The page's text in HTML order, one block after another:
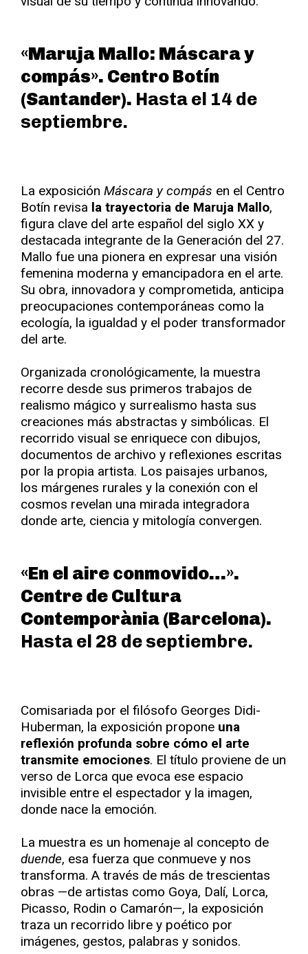
«Maruja Mallo: Máscara y
compás». Centro Botín
(Santander). Hasta el 14 de
septiembre.
La exposición Máscara y compás en el Centro
Botín revisa la trayectoria de Maruja Mallo,
figura clave del arte español del siglo XX y
destacada integrante de la Generación del 27.
Mallo fue una pionera en expresar una visión
femenina moderna y emancipadora en el arte.
Su obra, innovadora y comprometida, anticipa
preocupaciones contemporáneas como la
ecología, la igualdad y el poder transformador
del arte.
Organizada cronológicamente, la muestra
recorre desde sus primeros trabajos de
realismo mágico y surrealismo hasta sus
creaciones más abstractas y simbólicas. El
recorrido visual se enriquece con dibujos,
documentos de archivo y reflexiones escritas
por la propia artista. Los paisajes urbanos,
los márgenes rurales y la conexión con el
cosmos revelan una mirada integradora
donde arte, ciencia y mitología convergen.
«En el aire conmovido…».
Centre de Cultura
Contemporània (Barcelona).
Hasta el 28 de septiembre.
Comisariada por el filósofo Georges Didi-
Huberman, la exposición propone una
reflexión profunda sobre cómo el arte
transmite emociones. El título proviene de un
verso de Lorca que evoca ese espacio
invisible entre el espectador y la imagen,
donde nace la emoción.
La muestra es un homenaje al concepto de
duende, esa fuerza que conmueve y nos
transforma. A través de más de trescientas
obras —de artistas como Goya, Dalí, Lorca,
Picasso, Rodin o Camarón—, la exposición
traza un recorrido libre y poético por
imágenes, gestos, palabras y sonidos.